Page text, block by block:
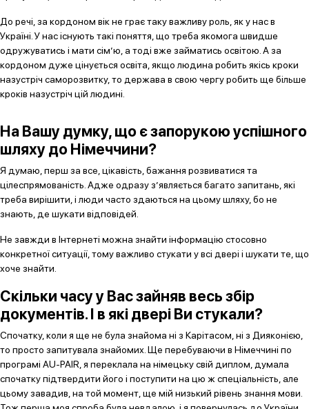
До речі, за кордоном вік не грає таку важливу роль, як у нас в
Україні. У нас існують такі поняття, що треба якомога швидше
одружуватись і мати сім’ю, а тоді вже займатись освітою. А за
кордоном дуже цінується освіта, якщо людина робить якісь кроки
назустріч саморозвитку, то держава в свою чергу робить ще більше
кроків назустріч цій людині.
На Вашу думку, що є запорукою успішного
шляху до Німеччини?
Я думаю, перш за все, цікавість, бажання розвиватися та
цілеспрямованість. Адже одразу з’являється багато запитань, які
треба вирішити, і люди часто здаються на цьому шляху, бо не
знають, де шукати відповідей.
Не завжди в Інтернеті можна знайти інформацію стосовно
конкретної ситуації, тому важливо стукати у всі двері і шукати те, що
хоче знайти.
Скільки часу у Вас зайняв весь збір
документів. І в які двері Ви стукали?
Спочатку, коли я ще не була знайома ні з Карітасом, ні з Дияконією,
то просто запитувала знайомих. Ще перебуваючи в Німеччині по
програмі AU-PAIR, я переклала на німецьку свій диплом, думала
спочатку підтвердити його і поступити на цю ж спеціальність, але
цьому завадив, на той момент, ще мій низький рівень знання мови.